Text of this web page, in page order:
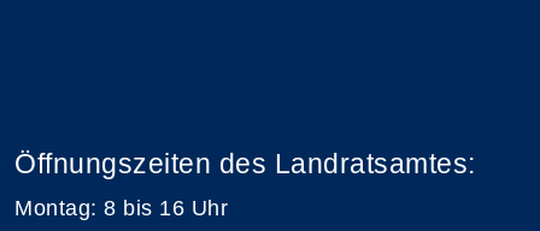
Öffnungszeiten des Landratsamtes:
Montag: 8 bis 16 Uhr